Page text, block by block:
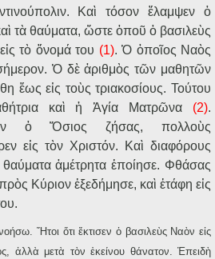
Καὶ τόσον ἔλαμψεν ὁ
τὰ θαύματα, ὥστε ὁποῦ ὁ βασιλεὺς
τὸ ὄνομά του (1). Ὁ ὁποῖος Ναὸς
Ὁ δὲ ἀριθμὸς τῶν μαθητῶν
ἕως εἰς τοὺς τριακοσίους. Τούτου
καὶ ἡ Ἁγία Ματρῶνα (2).
ὁ Ὅσιος ζήσας, πολλοὺς
εἰς τὸν Χριστόν. Καὶ διαφόρους
θαύματα ἀμέτρητα ἐποίησε. Φθάσας
Κύριον ἐξεδήμησε, καὶ ἐτάφη εἰς
Ἤτοι ὅτι ἔκτισεν ὁ βασιλεὺς Ναὸν εἰς
ἀλλὰ μετὰ τὸν ἐκείνου θάνατον. Ἐπειδὴ